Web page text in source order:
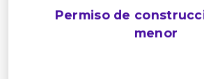
Permiso de
menor